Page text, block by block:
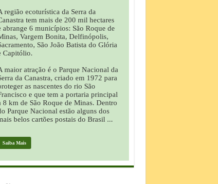
região ecoturística da Serra da
tem mais de 200 mil hectares
abrange 6 municípios: São Roque de
Vargem Bonita, Delfinópolis,
São João Batista do Glória
Capitólio.
maior atração é o Parque Nacional da
da Canastra, criado em 1972 para
as nascentes do rio São
e que tem a portaria principal
8 km de São Roque de Minas. Dentro
Parque Nacional estão alguns dos
belos cartões postais do Brasil ...
Saiba Mais